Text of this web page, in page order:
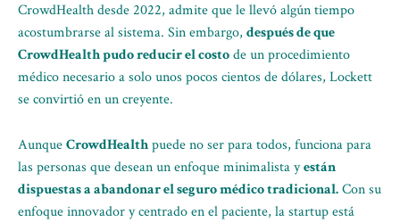
CrowdHealth desde 2022, admite que le llevó algún tiempo
acostumbrarse al sistema. Sin embargo, después de que
CrowdHealth pudo reducir el costode un procedimiento
médico necesario a solo unos pocos cientos de dólares, Lockett
se convirtió en un creyente.
AunqueCrowdHealthpuede no ser para todos, funciona para
las personas que desean un enfoque minimalista yestán
dispuestas a abandonar el seguro médico tradicional.Con su
enfoque innovador y centrado en el paciente, la startup está